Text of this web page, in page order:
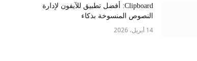
Clipboard: أفضل تطبيق للآيفون لإدارة
النصوص المنسوخة بذكاء
14 أبريل، 2026